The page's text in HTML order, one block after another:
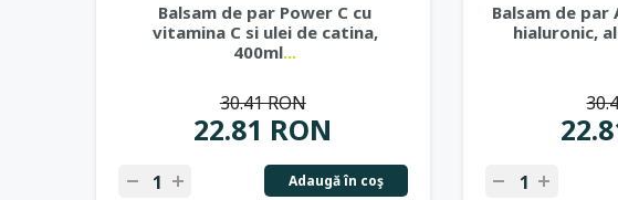
Balsam de par Power C cu
vitamina C si ulei de catina,
400ml...
22.81 RON
30.41 RON
Adaugă în coş
Balsam de par
hialuronic,